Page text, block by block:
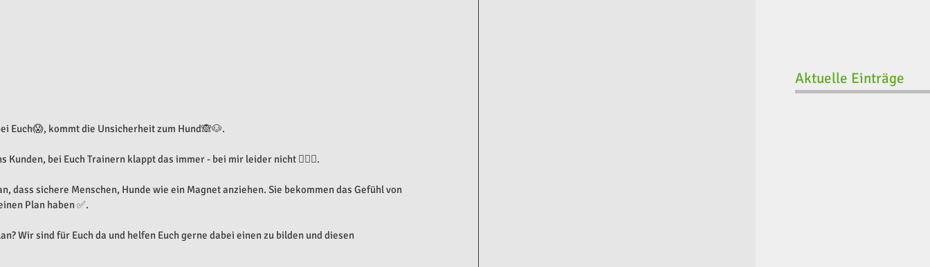
Euch😱, kommt die Unsicherheit zum Hund🙈🐶.
Kunden, bei Euch Trainern klappt das immer - bei mir leider nicht 🤷🏻‍♀️.
dass sichere Menschen, Hunde wie ein Magnet anziehen. Sie bekommen das Gefühl von
Plan haben ✅.
Wir sind für Euch da und helfen Euch gerne dabei einen zu bilden und diesen
Aktuelle Einträge